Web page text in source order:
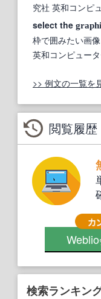
究社 英和コンピ
select the
枠で囲みたい画
英和コンピュー
>> 例文の一覧を
閲覧履歴
検索ランキン